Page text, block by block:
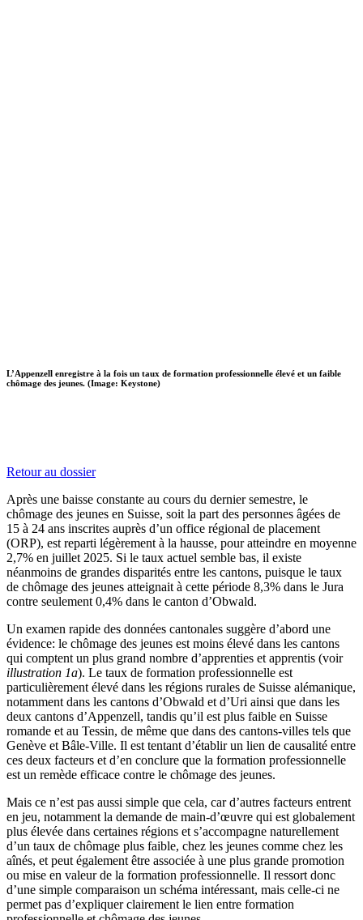
L’Appenzell enregistre à la fois un taux de formation professionnelle élevé et un faible
chômage des jeunes. (Image: Keystone)
Retour au dossier
Après une baisse constante au cours du dernier semestre, le
chômage des jeunes en Suisse, soit la part des personnes âgées de
15 à 24 ans inscrites auprès d’un office régional de placement
(ORP), est reparti légèrement à la hausse, pour atteindre en moyenne
2,7% en juillet 2025. Si le taux actuel semble bas, il existe
néanmoins de grandes disparités entre les cantons, puisque le taux
de chômage des jeunes atteignait à cette période 8,3% dans le Jura
contre seulement 0,4% dans le canton d’Obwald.
Un examen rapide des données cantonales suggère d’abord une
évidence: le chômage des jeunes est moins élevé dans les cantons
qui comptent un plus grand nombre d’apprenties et apprentis (voir
illustration 1a). Le taux de formation professionnelle est
particulièrement élevé dans les régions rurales de Suisse alémanique,
notamment dans les cantons d’Obwald et d’Uri ainsi que dans les
deux cantons d’Appenzell, tandis qu’il est plus faible en Suisse
romande et au Tessin, de même que dans des cantons-villes tels que
Genève et Bâle-Ville. Il est tentant d’établir un lien de causalité entre
ces deux facteurs et d’en conclure que la formation professionnelle
est un remède efficace contre le chômage des jeunes.
Mais ce n’est pas aussi simple que cela, car d’autres facteurs entrent
en jeu, notamment la demande de main-d’œuvre qui est globalement
plus élevée dans certaines régions et s’accompagne naturellement
d’un taux de chômage plus faible, chez les jeunes comme chez les
aînés, et peut également être associée à une plus grande promotion
ou mise en valeur de la formation professionnelle. Il ressort donc
d’une simple comparaison un schéma intéressant, mais celle-ci ne
permet pas d’expliquer clairement le lien entre formation